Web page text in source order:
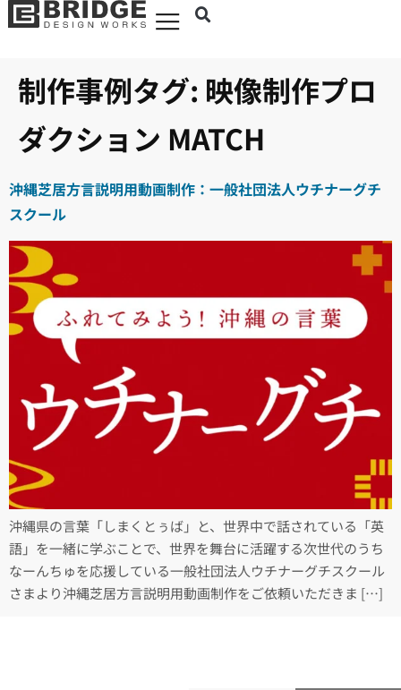
制作事例タグ: 映像制作プロ
ダクション MATCH
沖縄芝居方言説明用動画制作：一般社団法人ウチナーグチ
スクール
沖縄県の言葉「しまくとぅば」と、世界中で話されている「英
語」を一緒に学ぶことで、世界を舞台に活躍する次世代のうち
なーんちゅを応援している一般社団法人ウチナーグチスクール
さまより沖縄芝居方言説明用動画制作をご依頼いただきま […]